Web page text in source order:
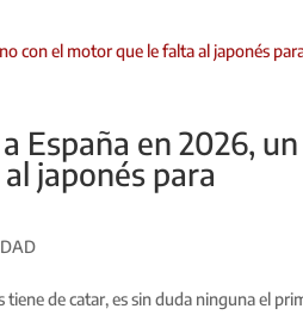
España en 2026, un
japonés para
tiene de catar, es sin duda ninguna el